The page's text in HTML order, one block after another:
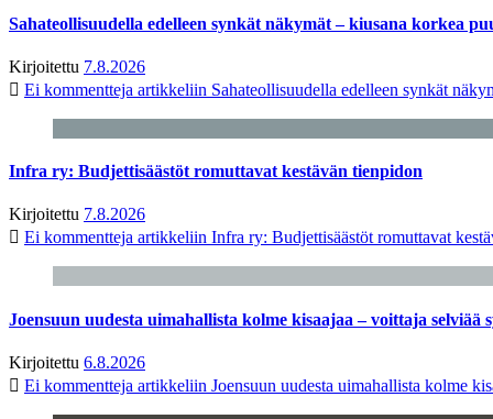
Sahateollisuudella edelleen synkät näkymät – kiusana korkea
Kirjoitettu 7.8.2026
Ei kommentteja artikkeliin Sahateollisuudella edelleen synkät
Infra ry: Budjettisäästöt romuttavat kestävän tienpidon
Kirjoitettu 7.8.2026
Ei kommentteja artikkeliin Infra ry: Budjettisäästöt romuttavat
Joensuun uudesta uimahallista kolme kisaajaa – voittaja selviää
Kirjoitettu 6.8.2026
Ei kommentteja artikkeliin Joensuun uudesta uimahallista kolme